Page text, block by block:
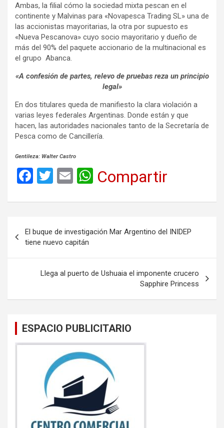
Ambas, la filial cómo la sociedad mixta pescan en el
continente y Malvinas para «Novapesca Trading SL» una de
las accionistas mayoritarias, la otra por supuesto es
«Nueva Pescanova» cuyo socio mayoritario y dueño de
más del 90% del paquete accionario de la multinacional es
el grupo Abanca.
«A confesión de partes, relevo de pruebas reza un principio
legal»
En dos titulares queda de manifiesto la clara violación a
varias leyes federales Argentinas. Donde están y que
hacen, las autoridades nacionales tanto de la Secretaría de
Pesca como de Cancillería.
Gentileza: Walter Castro
F
ce
b
o
o
k
T
tt
er
E
ail
W
at
s
A
p
p
Compartir
de
entradas
El buque de investigación Mar Argentino del INIDEP
tiene nuevo capitán
Llega al puerto de Ushuaia el imponente crucero
Sapphire Princess
ESPACIO PUBLICITARIO